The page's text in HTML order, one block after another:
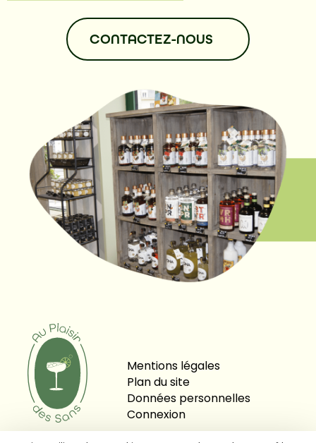
CONTACTEZ-NOUS
Mentions légales
Plan du site
Données personnelles
Connexion